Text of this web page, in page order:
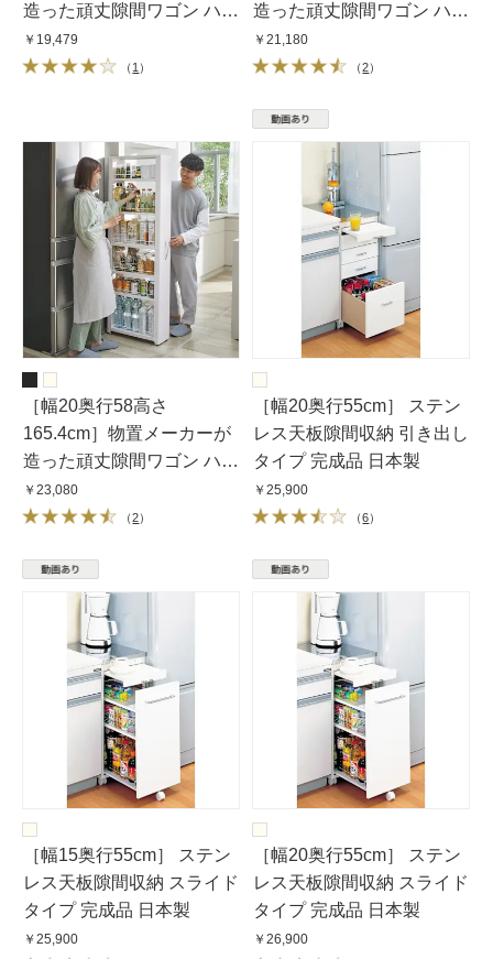
造った頑丈隙間ワゴン ハイ
タイプ
￥19,479
（ 1 ）
造った頑丈隙間ワゴン ハイ
タイプ
￥21,180
（2）
［幅20奥行58高さ
165.4cm］物置メーカーが
造った頑丈隙間ワゴン ハイ
タイプ
￥23,080
（2）
［幅20奥行55cm］ ステン
レス天板隙間収納 引き出し
タイプ 完成品 日本製
￥25,900
（6）
［幅15奥行55cm］ ステン
レス天板隙間収納 スライド
タイプ 完成品 日本製
￥25,900
［幅20奥行55cm］ ステン
レス天板隙間収納 スライド
タイプ 完成品 日本製
￥26,900